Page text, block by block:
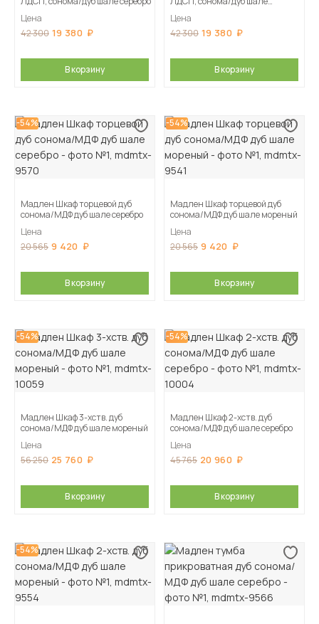
Цена
42 300 19 380
В корзину
Цена
42 300 19 380
В корзину
-54%
Мадлен Шкаф торцевой дуб
сонома/МДФ дуб шале серебро
Цена
20 565 9 420
В корзину
-54%
Мадлен Шкаф торцевой дуб
сонома/МДФ дуб шале мореный
Цена
20 565 9 420
В корзину
-54%
Мадлен Шкаф 3-хств. дуб
сонома/МДФ дуб шале мореный
Цена
56 250 25 760
В корзину
-54%
Мадлен Шкаф 2-хств. дуб
сонома/МДФ дуб шале серебро
Цена
45 765 20 960
В корзину
-54%